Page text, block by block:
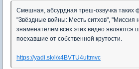
Смешная, абсурдная треш-озвучка таких
"Звёздные войны: Месть ситхов",
знаменателем всех этих видео являются
поехавшие от собственной крутости.
https://yadi.sk/i/x4BVTU4uttmvc